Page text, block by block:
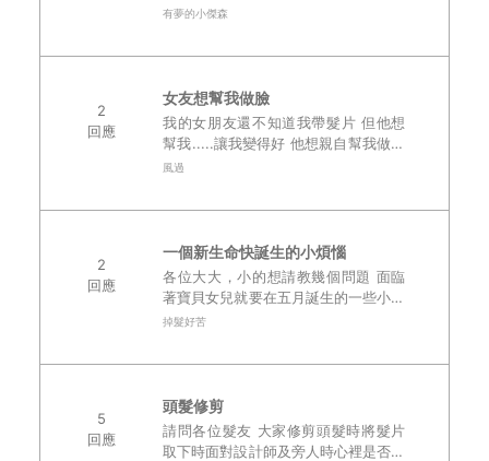
麼回應? 2.會不會有假髮被扯到掉下來
有夢的小傑森
2
回應
女友想幫我做臉
我的女朋友還不知道我帶髮片 但他想
幫我.....讓我變得好 他想親自幫我做臉
@@ 我無法拒絕她的好意 怎麼辦.....有
風過
2
回應
一個新生命快誕生的小煩惱
各位大大，小的想請教幾個問題 面臨
著寶貝女兒就要在五月誕生的一些小煩
惱 想請問如果小孩子問我為何要帶髮
掉髮好苦
5
回應
頭髮修剪
請問各位髮友 大家修剪頭髮時將髮片
取下時面對設計師及旁人時心裡是否會